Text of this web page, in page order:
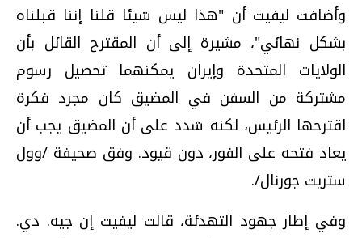
وأضافت ليفيت أن "هذا ليس شيئا قلنا إننا قبلناه
بشكل نهائي"، مشيرة إلى أن المقترح القائل بأن
الولايات المتحدة وإيران يمكنهما تحصيل رسوم
مشتركة من السفن في المضيق كان مجرد فكرة
اقترحها الرئيس، لكنه شدد على أن المضيق يجب أن
يعاد فتحه على الفور، دون قيود. وفق صحيفة /وول
ستريت جورنال/.
وفي إطار جهود التهدئة، قالت ليفيت إن جيه. دي.